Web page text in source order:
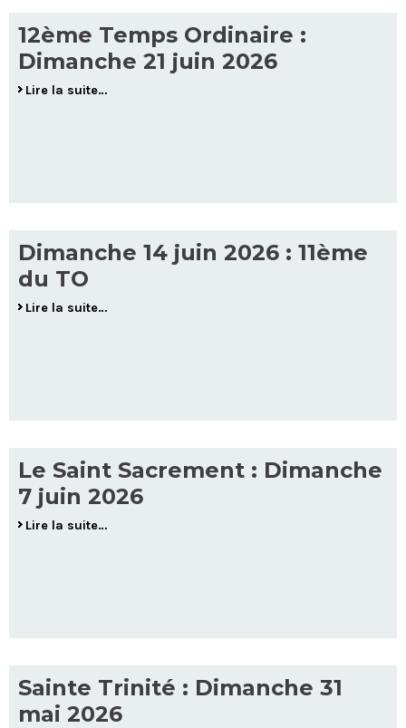
12ème Temps Ordinaire :
Dimanche 21 juin 2026
Lire la suite…
Dimanche 14 juin 2026 : 11ème
du TO
Lire la suite…
Le Saint Sacrement : Dimanche
7 juin 2026
Lire la suite…
Sainte Trinité : Dimanche 31
mai 2026